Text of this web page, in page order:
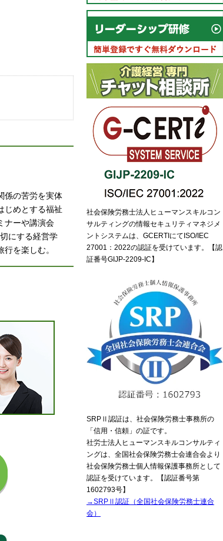
係の苦労を実体
じめとする福祉
ナーや講演会
にする経営学
を楽しむ。
お電話でのお問い合わせ
03-6435-7075（平日9:00～18:00）
無料相談 24時間受付中
社会保険労務士法人ヒューマンスキルコン
サルティングの情報セキュリティマネジメ
ントシステムは、GCERTIにてISO/IEC
27001：2022の認証を受けています。【認
証番号GIJP-2209-IC】
SRPⅡ認証は、社会保険労務士事務所の
「信用・信頼」の証です。
社労士法人ヒューマンスキルコンサルティ
ングは、全国社会保険労務士会連合会より
社会保険労務士個人情報保護事務所として
認証を受けています。【認証番号第
1602793号】
→SRPⅡ認証（全国社会保険労務士連合
会）